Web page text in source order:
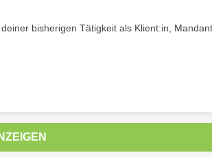
bisherigen Tätigkeit als Klient:in,